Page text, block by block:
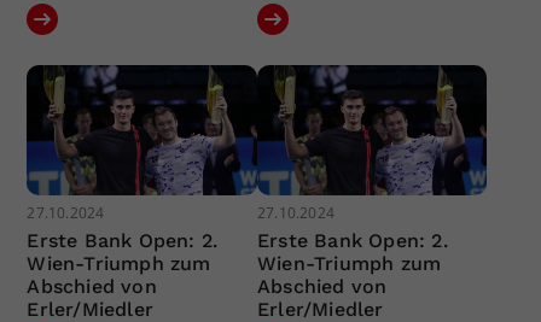
27.10.2024
Erste Bank Open: 2.
Wien-Triumph zum
Abschied von
Erler/Miedler
27.10.2024
Erste Bank Open: 2.
Wien-Triumph zum
Abschied von
Erler/Miedler